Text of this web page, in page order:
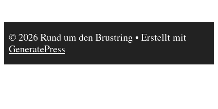
© 2026 Rund um den Brustring• Erstellt mit
GeneratePress